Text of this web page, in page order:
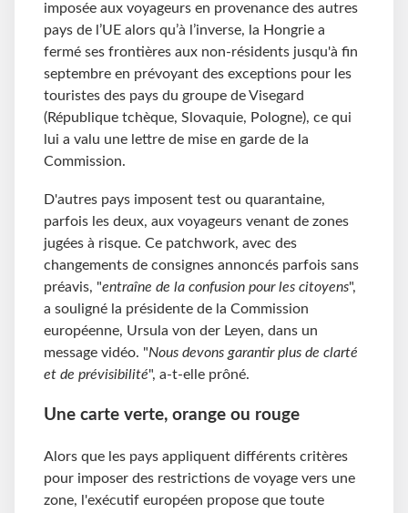
imposée aux voyageurs en provenance des autres
pays de l’UE alors qu’à l’inverse, la Hongrie a
fermé ses frontières aux non-résidents jusqu'à fin
septembre en prévoyant des exceptions pour les
touristes des pays du groupe de Visegard
(République tchèque, Slovaquie, Pologne), ce qui
lui a valu une lettre de mise en garde de la
Commission.
D'autres pays imposent test ou quarantaine,
parfois les deux, aux voyageurs venant de zones
jugées à risque. Ce patchwork, avec des
changements de consignes annoncés parfois sans
préavis, "entraîne de la confusion pour les citoyens",
a souligné la présidente de la Commission
européenne, Ursula von der Leyen, dans un
message vidéo. "Nous devons garantir plus de clarté
et de prévisibilité", a-t-elle prôné.
Une carte verte, orange ou rouge
Alors que les pays appliquent différents critères
pour imposer des restrictions de voyage vers une
zone, l'exécutif européen propose que toute